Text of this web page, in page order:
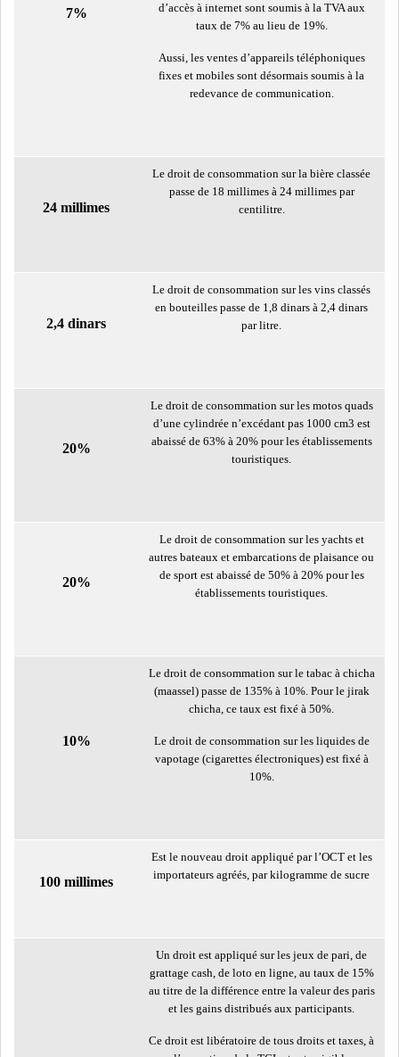
L'INDUS...
SARRA ZAAFRANI ZENZRI
MICHKET SLAMA KHALDI
REMPLACE SIHEM BOUG...
MAROC
ATTIJARIWAFA BANK : LA
HAUSSE DES BÉNÉFI...
APRÈS LA SÉCHERESSE, LE
TRANSITION VERTE AU
MAGHREB : ENTRE OPPO...
AFRIQUE DU NORD
7%
d’accès à internet sont soumis à la TVA aux
taux de 7% au lieu de 19%.
Aussi, les ventes d’appareils téléphoniques
fixes et mobiles sont désormais soumis à la
redevance de communication.
24 millimes
Le droit de consommation sur la bière classée
passe de 18 millimes à 24 millimes par
centilitre.
2,4 dinars
Le droit de consommation sur les vins classés
en bouteilles passe de 1,8 dinars à 2,4 dinars
par litre.
20%
Le droit de consommation sur les motos quads
d’une cylindrée n’excédant pas 1000 cm3 est
abaissé de 63% à 20% pour les établissements
touristiques.
20%
Le droit de consommation sur les yachts et
autres bateaux et embarcations de plaisance ou
de sport est abaissé de 50% à 20% pour les
établissements touristiques.
10%
Le droit de consommation sur le tabac à chicha
(maassel) passe de 135% à 10%. Pour le jirak
chicha, ce taux est fixé à 50%.
Le droit de consommation sur les liquides de
vapotage (cigarettes électroniques) est fixé à
10%.
100 millimes
Est le nouveau droit appliqué par l’OCT et les
importateurs agréés, par kilogramme de sucre
Un droit est appliqué sur les jeux de pari, de
grattage cash, de loto en ligne, au taux de 15%
au titre de la différence entre la valeur des paris
et les gains distribués aux participants.
Ce droit est libératoire de tous droits et taxes, à